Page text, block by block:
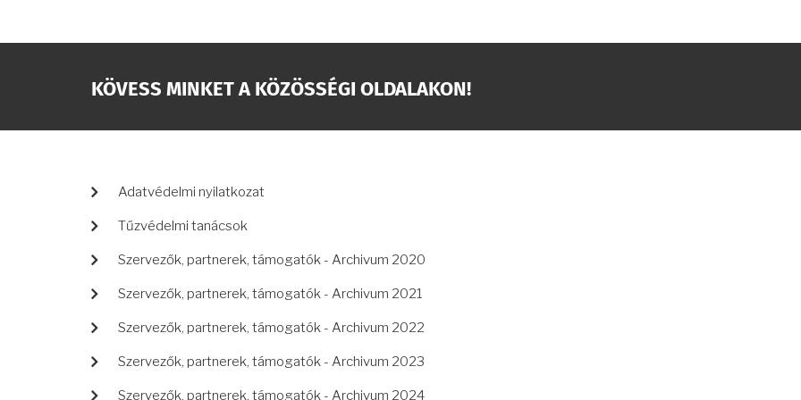
KÖVESS MINKET A KÖZÖSSÉGI OLDALAKON!
LÁBLÉC
Adatvédelmi nyilatkozat
Tűzvédelmi tanácsok
Szervezők, partnerek, támogatók - Archivum 2020
Szervezők, partnerek, támogatók - Archivum 2021
Szervezők, partnerek, támogatók - Archivum 2022
Szervezők, partnerek, támogatók - Archivum 2023
Szervezők, partnerek, támogatók - Archivum 2024